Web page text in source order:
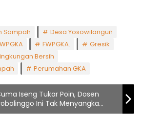
Sampah
Desa Yosowilangun
FWPGKA.
Gresik
Bersih
Perumahan GKA
Iseng Tukar Poin, Dosen
Ini Tak Menyangka
Mobil dari Telkomsel